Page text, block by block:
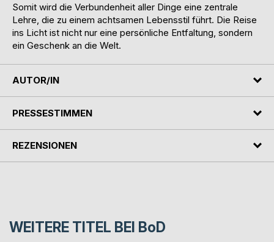
Somit wird die Verbundenheit aller Dinge eine zentrale
Lehre, die zu einem achtsamen Lebensstil führt. Die Reise
ins Licht ist nicht nur eine persönliche Entfaltung, sondern
ein Geschenk an die Welt.
AUTOR/IN
PRESSESTIMMEN
REZENSIONEN
WEITERE TITEL BEI BoD